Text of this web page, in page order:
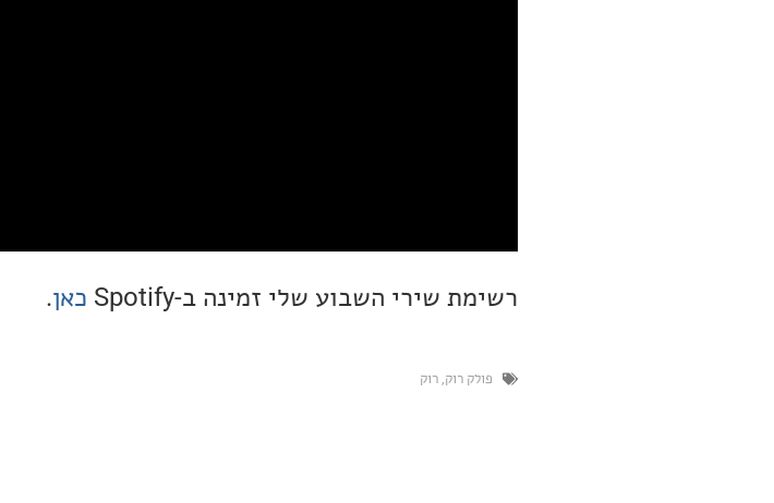
רשימת שירי השבוע שלי זמינה ב-Spotify כאן.
פולק רוק,רוק